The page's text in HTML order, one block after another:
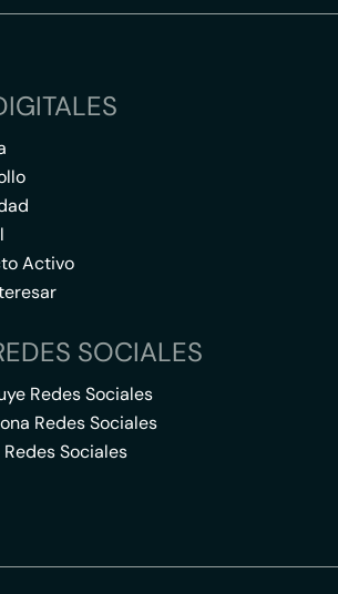
Activo
SOCIALES
Redes Sociales
Redes Sociales
Redes Sociales